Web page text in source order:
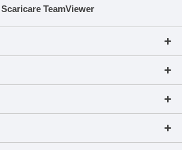
Scaricare TeamViewer